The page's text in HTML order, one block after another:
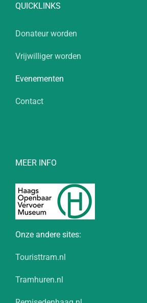
QUICKLINKS
Donateur worden
Vrijwilliger worden
Evenementen
Contact
MEER INFO
Onze andere sites:
Touristtram.nl
Tramhuren.nl